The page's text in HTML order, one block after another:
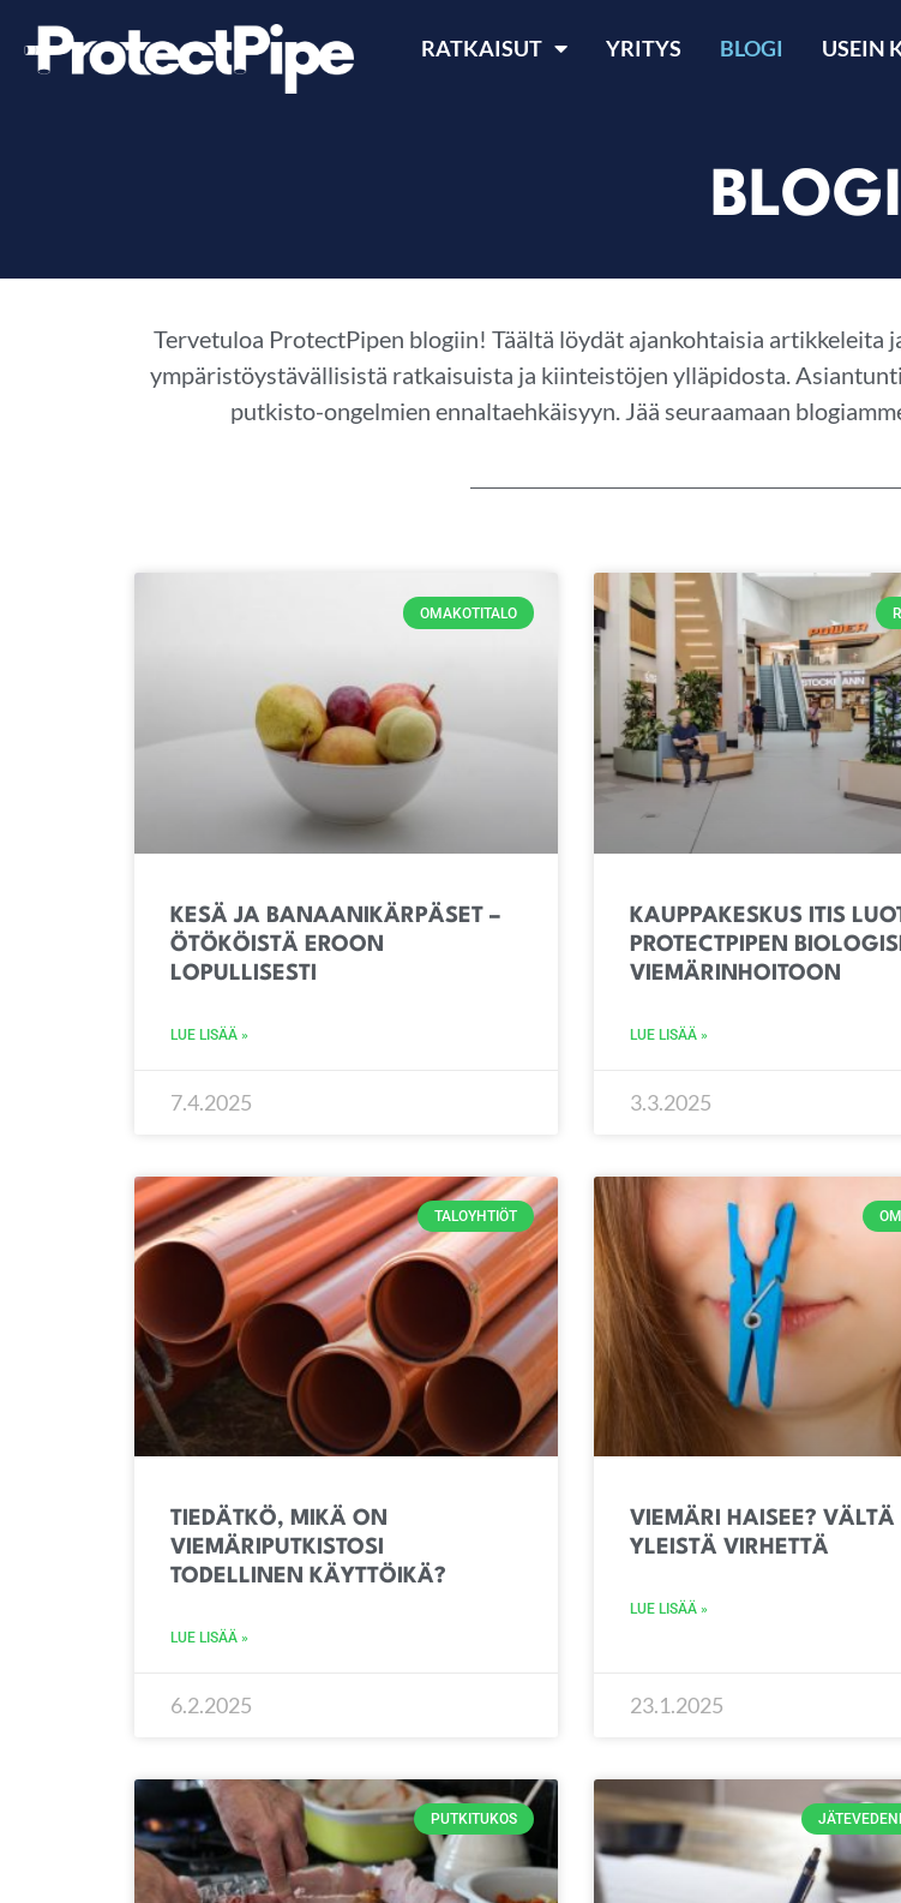
RATKAISUT YRITYS BLOGI USEIN
BLOGI
Tervetuloa ProtectPipen blogiin! Täältä löydät ajankohtaisia
ympäristöystävällisistä ratkaisuista ja kiinteistöjen ylläpidosta.
putkisto-ongelmien ennaltaehkäisyyn. Jää seuraamaan
OMAKOTITALO
KESÄ JA BANAANIKÄRPÄSET –
ÖTÖKÖISTÄ EROON
LOPULLISESTI
LUE LISÄÄ »
7.4.2025
KAUPPAKESKUS ITIS
PROTECTPIPEN
VIEMÄRINHOITOON
LUE LISÄÄ »
3.3.2025
TALOYHTIÖT
TIEDÄTKÖ, MIKÄ ON
VIEMÄRIPUTKISTOSI
TODELLINEN KÄYTTÖIKÄ?
LUE LISÄÄ »
6.2.2025
VIEMÄRI HAISEE? VÄLTÄ
YLEISTÄ VIRHETTÄ
LUE LISÄÄ »
23.1.2025
PUTKITUKOS